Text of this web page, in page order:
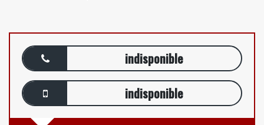
indisponible
indisponible